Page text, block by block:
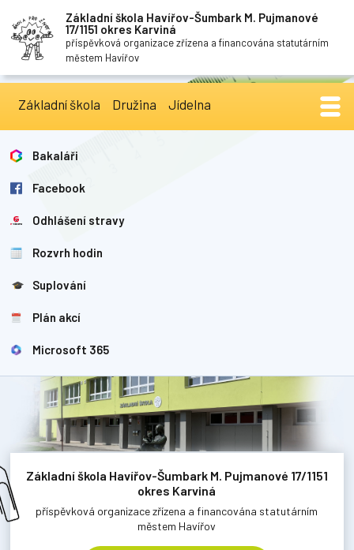
Základní škola Havířov-Šumbark M. Pujmanové
17/1151 okres Karviná
příspěvková organizace zřízena a financována statutárním
městem Havířov
Základní škola Družina Jídelna
Bakaláři
Facebook
Odhlášení stravy
Rozvrh hodin
Suplování
Plán akcí
Microsoft 365
Základní škola Havířov-Šumbark M. Pujmanové 17/1151
okres Karviná
příspěvková organizace zřízena a financována statutárním
městem Havířov